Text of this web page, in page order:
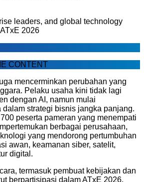
leaders, and global technology
2026
CONTENT
mencerminkan perubahan yang
Pelaku usaha kini tidak lagi
dengan AI, namun mulai
strategi bisnis jangka panjang.
peserta pameran yang menempati
berbagai perusahaan,
yang mendorong pertumbuhan
awan, keamanan siber, satelit,
digital.
termasuk pembuat kebijakan dan
berpartisipasi dalam ATxE 2026.